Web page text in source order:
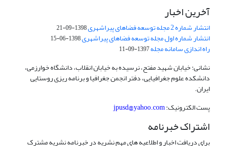
آخرین اخبار
انتشار شماره 2 مجله توسعه فضاهای پیراشهری 1398-09-21
انتشار شماره اول مجله توسعه فضاهای پیراشهری1398-06-15
راه اندازی سامانه مجله1397-09-11
نشانی: خیابان شهید مفتح، نرسیده به خیابان انقلاب، دانشگاه خوارزمی،
دانشکده علوم جغرافیایی، دفتر انجمن جغرافیا و برنامه ریزی روستایی
ایران.
پست الکترونیک:jpusd@yahoo.com
اشتراک خبرنامه
برای دریافت اخبار و اطلاعیه های مهم نشریه در خبرنامه نشریه مشترک